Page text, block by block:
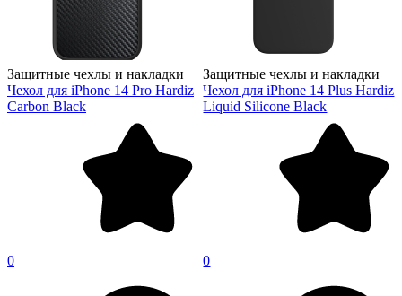
Защитные чехлы и накладки
Чехол для iPhone 14 Pro Hardiz
Carbon Black
0
Защитные чехлы и накладки
Чехол для iPhone 14 Plus Hardiz
Liquid Silicone Black
0